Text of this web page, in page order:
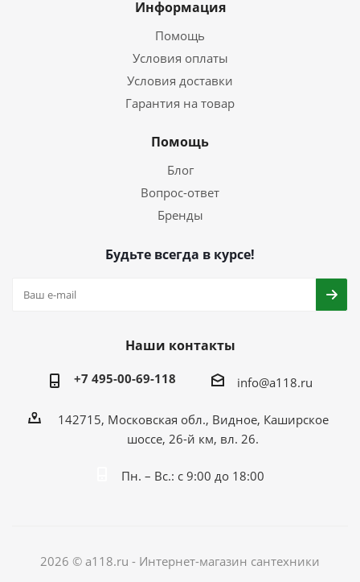
Информация
Помощь
Условия оплаты
Условия доставки
Гарантия на товар
Помощь
Блог
Вопрос-ответ
Бренды
Будьте всегда в курсе!
Наши контакты
+7 495-00-69-118 info@a118.ru
142715, Московская обл., Видное, Каширское
шоссе, 26-й км, вл. 26.
Пн. – Вс.: с 9:00 до 18:00
2026 © a118.ru - Интернет-магазин сантехники